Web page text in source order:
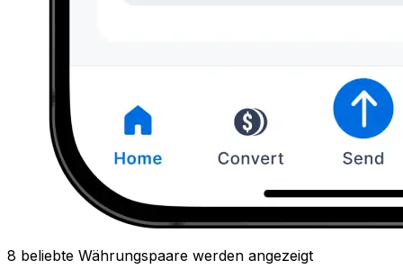
8 beliebte Währungspaare werden angezeigt